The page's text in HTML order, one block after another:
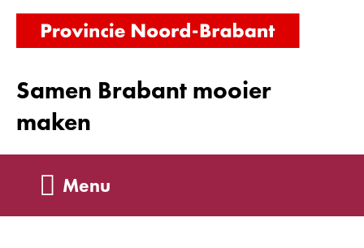
Ga
inhoud
Samen Brabant mooier
maken
Menu